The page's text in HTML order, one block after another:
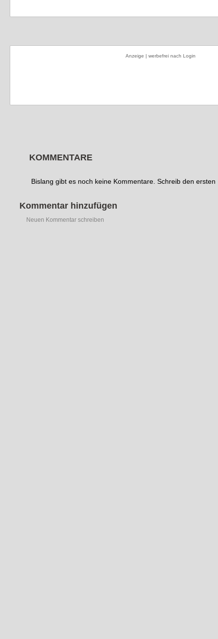
Anzeige | werbefrei nach Login
KOMMENTARE
Bislang gibt es noch keine Kommentare. Schreib den ersten
Kommentar hinzufügen
Neuen Kommentar schreiben